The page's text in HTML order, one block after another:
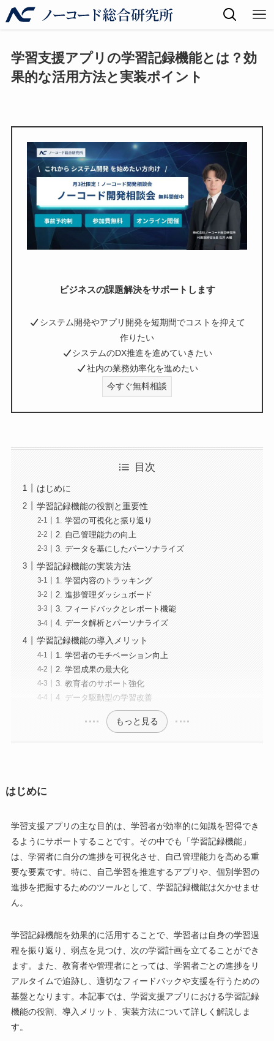
学習支援アプリの学習記録機能とは？効
果的な活用方法と実装ポイント
ビジネスの課題解決をサポートします
システム開発やアプリ開発を短期間でコストを抑えて
作りたい
システムのDX推進を進めていきたい
社内の業務効率化を進めたい
今すぐ無料相談
目次
はじめに
学習記録機能の役割と重要性
1. 学習の可視化と振り返り
2. 自己管理能力の向上
3. データを基にしたパーソナライズ
学習記録機能の実装方法
1. 学習内容のトラッキング
2. 進捗管理ダッシュボード
3. フィードバックとレポート機能
4. データ解析とパーソナライズ
学習記録機能の導入メリット
1. 学習者のモチベーション向上
2. 学習成果の最大化
3. 教育者のサポート強化
4. データ駆動型の学習改善
もっと見る
はじめに
学習支援アプリの主な目的は、学習者が効率的に知識を習得でき
るようにサポートすることです。その中でも「学習記録機能」
は、学習者に自分の進捗を可視化させ、自己管理能力を高める重
要な要素です。特に、自己学習を推進するアプリや、個別学習の
進捗を把握するためのツールとして、学習記録機能は欠かせませ
ん。
学習記録機能を効果的に活用することで、学習者は自身の学習過
程を振り返り、弱点を見つけ、次の学習計画を立てることができ
ます。また、教育者や管理者にとっては、学習者ごとの進捗をリ
アルタイムで追跡し、適切なフィードバックや支援を行うための
基盤となります。本記事では、学習支援アプリにおける学習記録
機能の役割、導入メリット、実装方法について詳しく解説しま
す。